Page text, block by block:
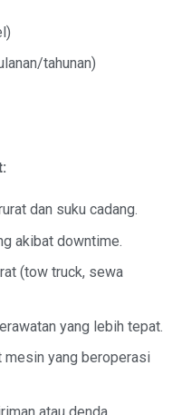
tahunan)
dan suku cadang.
akibat downtime.
(tow truck, sewa
yang lebih tepat.
mesin yang beroperasi